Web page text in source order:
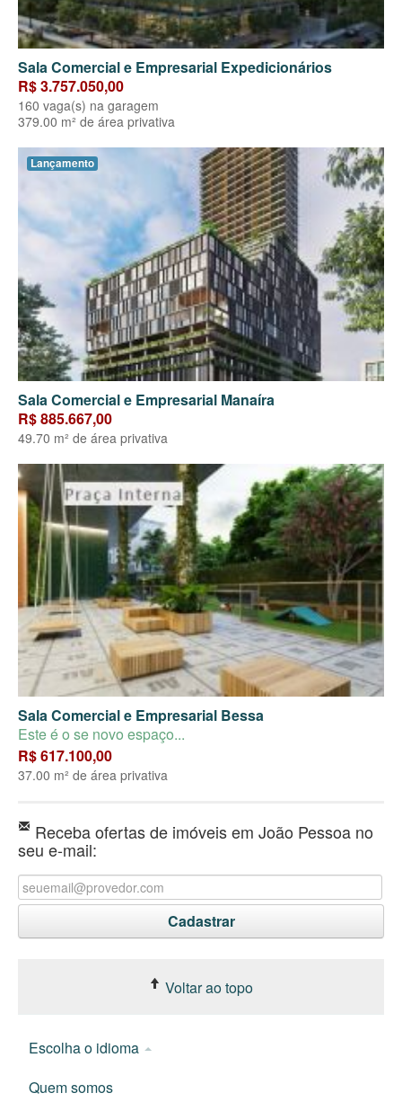
Sala Comercial e Empresarial Expedicionários
R$ 3.757.050,00
160 vaga(s) na garagem
379.00 m² de área privativa
Lançamento
Sala Comercial e Empresarial Manaíra
R$ 885.667,00
49.70 m² de área privativa
Sala Comercial e Empresarial Bessa
Este é o se novo espaço...
R$ 617.100,00
37.00 m² de área privativa
Receba ofertas de imóveis em João Pessoa no
seu e-mail:
Voltar ao topo
Escolha o idioma
Quem somos